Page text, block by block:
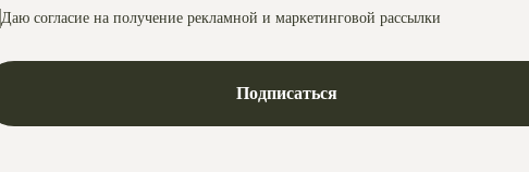
Даю согласие на получение рекламной и маркетинговой рассылки
Подписаться